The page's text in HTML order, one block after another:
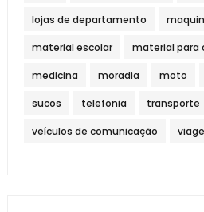
lojas de departamento
material escolar material para
medicina moradia moto
sucos telefonia transporte
veículos de comunicação